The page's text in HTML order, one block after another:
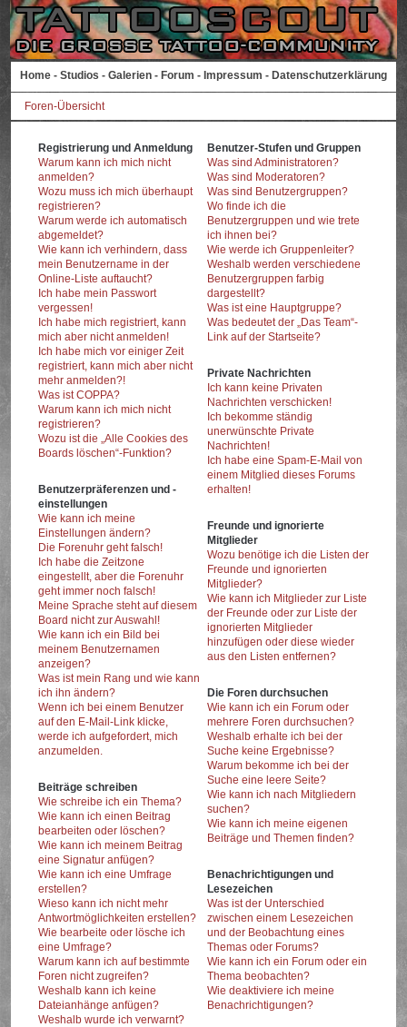
Home - Studios - Galerien - Forum - Impressum - Datenschutzerklärung
Foren-Übersicht
Registrierung und Anmeldung
Warum kann ich mich nicht
anmelden?
Wozu muss ich mich überhaupt
registrieren?
Warum werde ich automatisch
abgemeldet?
Wie kann ich verhindern, dass
mein Benutzername in der
Online-Liste auftaucht?
Ich habe mein Passwort
vergessen!
Ich habe mich registriert, kann
mich aber nicht anmelden!
Ich habe mich vor einiger Zeit
registriert, kann mich aber nicht
mehr anmelden?!
Was ist COPPA?
Warum kann ich mich nicht
registrieren?
Wozu ist die „Alle Cookies des
Boards löschen“-Funktion?
Benutzerpräferenzen und -
einstellungen
Wie kann ich meine
Einstellungen ändern?
Die Forenuhr geht falsch!
Ich habe die Zeitzone
eingestellt, aber die Forenuhr
geht immer noch falsch!
Meine Sprache steht auf diesem
Board nicht zur Auswahl!
Wie kann ich ein Bild bei
meinem Benutzernamen
anzeigen?
Was ist mein Rang und wie kann
ich ihn ändern?
Wenn ich bei einem Benutzer
auf den E-Mail-Link klicke,
werde ich aufgefordert, mich
anzumelden.
Beiträge schreiben
Wie schreibe ich ein Thema?
Wie kann ich einen Beitrag
bearbeiten oder löschen?
Wie kann ich meinem Beitrag
eine Signatur anfügen?
Wie kann ich eine Umfrage
erstellen?
Wieso kann ich nicht mehr
Antwortmöglichkeiten erstellen?
Wie bearbeite oder lösche ich
eine Umfrage?
Warum kann ich auf bestimmte
Foren nicht zugreifen?
Weshalb kann ich keine
Dateianhänge anfügen?
Weshalb wurde ich verwarnt?
Benutzer-Stufen und Gruppen
Was sind Administratoren?
Was sind Moderatoren?
Was sind Benutzergruppen?
Wo finde ich die
Benutzergruppen und wie trete
ich ihnen bei?
Wie werde ich Gruppenleiter?
Weshalb werden verschiedene
Benutzergruppen farbig
dargestellt?
Was ist eine Hauptgruppe?
Was bedeutet der „Das Team“-
Link auf der Startseite?
Private Nachrichten
Ich kann keine Privaten
Nachrichten verschicken!
Ich bekomme ständig
unerwünschte Private
Nachrichten!
Ich habe eine Spam-E-Mail von
einem Mitglied dieses Forums
erhalten!
Freunde und ignorierte
Mitglieder
Wozu benötige ich die Listen der
Freunde und ignorierten
Mitglieder?
Wie kann ich Mitglieder zur Liste
der Freunde oder zur Liste der
ignorierten Mitglieder
hinzufügen oder diese wieder
aus den Listen entfernen?
Die Foren durchsuchen
Wie kann ich ein Forum oder
mehrere Foren durchsuchen?
Weshalb erhalte ich bei der
Suche keine Ergebnisse?
Warum bekomme ich bei der
Suche eine leere Seite?
Wie kann ich nach Mitgliedern
suchen?
Wie kann ich meine eigenen
Beiträge und Themen finden?
Benachrichtigungen und
Lesezeichen
Was ist der Unterschied
zwischen einem Lesezeichen
und der Beobachtung eines
Themas oder Forums?
Wie kann ich ein Forum oder ein
Thema beobachten?
Wie deaktiviere ich meine
Benachrichtigungen?